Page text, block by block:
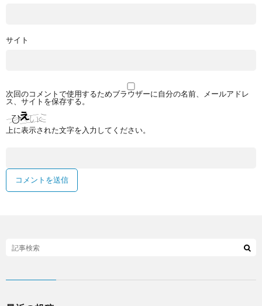
サイト
次回のコメントで使用するためブラウザーに自分の名前、メールアドレ
ス、サイトを保存する。
上に表示された文字を入力してください。